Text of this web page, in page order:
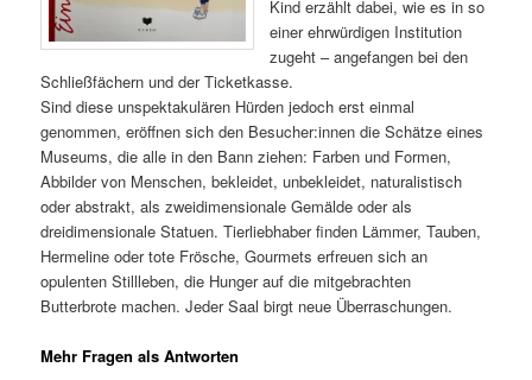
Kind erzählt dabei, wie es in so
einer ehrwürdigen Institution
zugeht – angefangen bei den
Schließfächern und der Ticketkasse.
Sind diese unspektakulären Hürden jedoch erst einmal
genommen, eröffnen sich den Besucher:innen die Schätze eines
Museums, die alle in den Bann ziehen: Farben und Formen,
Abbilder von Menschen, bekleidet, unbekleidet, naturalistisch
oder abstrakt, als zweidimensionale Gemälde oder als
dreidimensionale Statuen. Tierliebhaber finden Lämmer, Tauben,
Hermeline oder tote Frösche, Gourmets erfreuen sich an
opulenten Stillleben, die Hunger auf die mitgebrachten
Butterbrote machen. Jeder Saal birgt neue Überraschungen.
Mehr Fragen als Antworten